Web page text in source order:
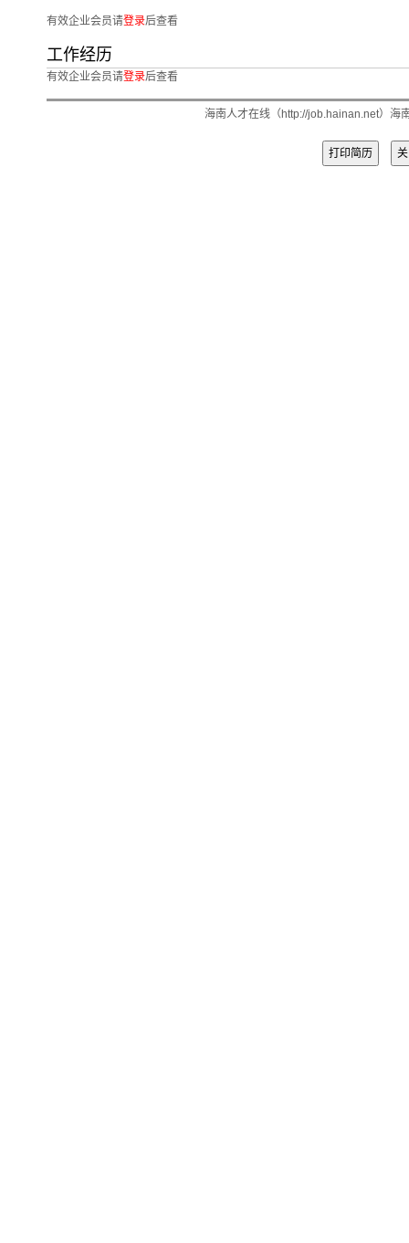
有效企业会员请登录后查看
工作经历
有效企业会员请登录后查看
海南人才在线（http://job.hainan.net）海
打印简历